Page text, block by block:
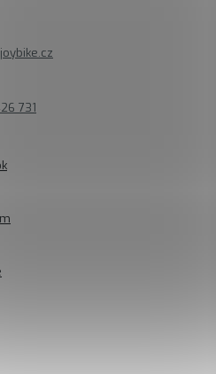
joybike.cz
731